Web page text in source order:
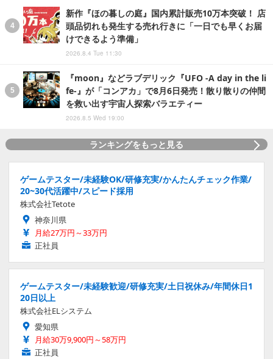
新作『ほの暮しの庭』国内累計販売10万本突破！ 店
頭品切れも発生する売れ行きに「一日でも早くお届
けできるよう準備」
2026.8.4 Tue 11:30
『moon』などラブデリック『UFO -A day in the li
fe-』が「コンアカ」で8月6日発売！散り散りの仲間
を救い出す宇宙人探索バラエティー
2026.8.5 Wed 19:00
ランキングをもっと見る
ゲームテスター/未経験OK/研修充実/かんたんチェック作業/
20~30代活躍中/スピード採用
株式会社Tetote
神奈川県
月給27万円～33万円
正社員
ゲームテスター/未経験歓迎/研修充実/土日祝休み/年間休日1
20日以上
株式会社ELシステム
愛知県
月給30万9,900円～58万円
正社員